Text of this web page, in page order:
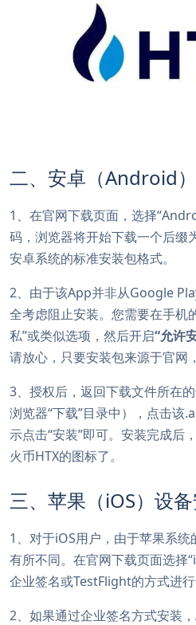
二、安卓（Android
1、在官网下载页面，选择
码，浏览器将开始下载一个后缀
安卓系统的标准安装包格式。
2、由于该App并非从Google
全考虑阻止安装。您需要在手机
私”或类似选项，然后开启“允许
请放心，只要安装包来源于官网
3、授权后，返回下载文件所在
浏览器“下载”目录中），点击该
示点击“安装”即可。安装完成后
火币HTX的图标了。
三、苹果（iOS）设
1、对于iOS用户，由于苹果系
有所不同。在官网下载页面选择
企业签名或TestFlight的方式进行
2、如果通过企业签名方式安装